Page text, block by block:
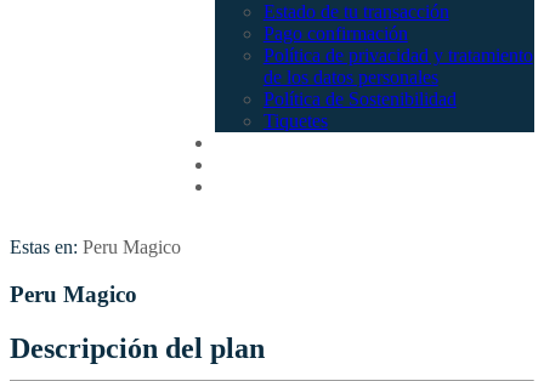
Estado de tu transacción
Pago confirmación
Política de privacidad y tratamiento
de los datos personales
Política de Sostenibilidad
Tiquetes
Estas en: Peru Magico
Peru Magico
Descripción del plan